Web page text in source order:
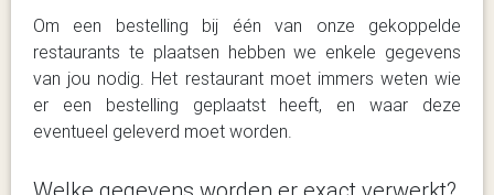
Om een bestelling bij één van onze gekoppelde
restaurants te plaatsen hebben we enkele gegevens
van jou nodig. Het restaurant moet immers weten wie
er een bestelling geplaatst heeft, en waar deze
eventueel geleverd moet worden.